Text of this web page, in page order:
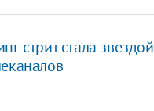
стрит стала звездой